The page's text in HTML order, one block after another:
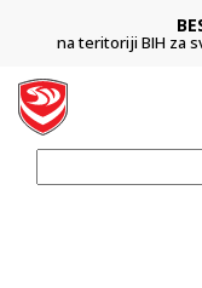
na teritoriji BIH za